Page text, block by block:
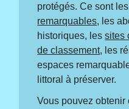
protégés. Ce sont
remarquables, les
historiques, lessites
de classement, les
espaces
littoral à préserver.
Vous pouvez